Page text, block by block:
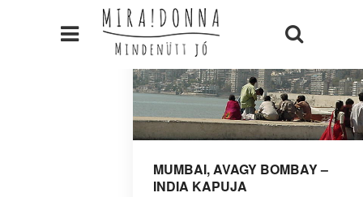
MUMBAI, AVAGY BOMBAY –
INDIA KAPUJA